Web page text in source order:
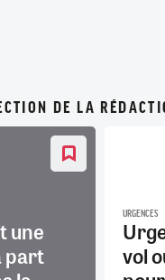
DE LA
une
part
URGENCES
vol